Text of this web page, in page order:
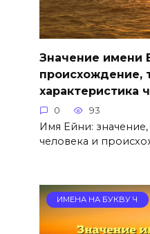
Значение имени
происхождение,
характеристика
0 93
Имя Ейни: значение,
человека и
ИМЕНА НА БУКВУ Ч